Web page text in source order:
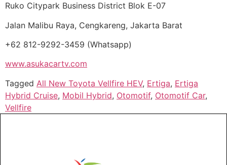
Ruko Citypark Business District Blok E-07
Jalan Malibu Raya, Cengkareng, Jakarta Barat
+62 812-9292-3459 (Whatsapp)
www.asukacartv.com
Tagged All New Toyota Vellfire HEV, Ertiga, Ertiga
Hybrid Cruise, Mobil Hybrid, Otomotif, Otomotif Car,
Vellfire